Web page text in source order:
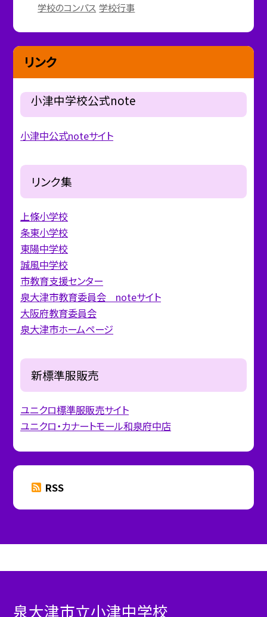
学校のコンパス 学校行事
リンク
小津中学校公式note
小津中公式noteサイト
リンク集
上條小学校
条東小学校
東陽中学校
誠風中学校
市教育支援センター
泉大津市教育委員会 noteサイト
大阪府教育委員会
泉大津市ホームページ
新標準服販売
ユニクロ標準服販売サイト
ユニクロ・カナートモール和泉府中店
RSS
泉大津市立小津中学校